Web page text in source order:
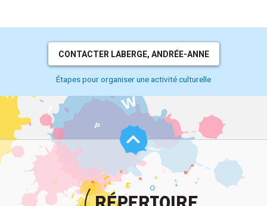
CONTACTER LABERGE, ANDRÉE-ANNE
Étapes pour organiser une activité culturelle
de
page